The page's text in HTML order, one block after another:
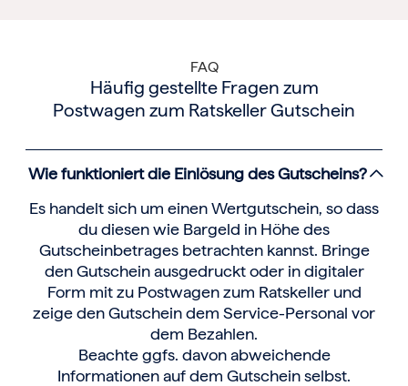
FAQ
Häufig gestellte Fragen zum
Postwagen zum Ratskeller Gutschein
Wie funktioniert die Einlösung des Gutscheins?
Es handelt sich um einen Wertgutschein, so dass
du diesen wie Bargeld in Höhe des
Gutscheinbetrages betrachten kannst. Bringe
den Gutschein ausgedruckt oder in digitaler
Form mit zu Postwagen zum Ratskeller und
zeige den Gutschein dem Service-Personal vor
dem Bezahlen.
Beachte ggfs. davon abweichende
Informationen auf dem Gutschein selbst.